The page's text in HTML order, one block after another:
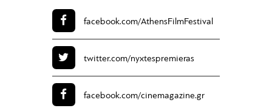
facebook.com/AthensFilmFestival
twitter.com/nyxtespremieras
facebook.com/cinemagazine.gr